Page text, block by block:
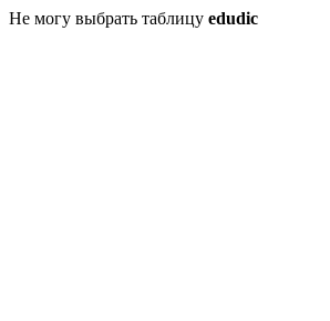
Не могу выбрать таблицу edudic